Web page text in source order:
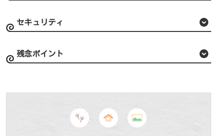
セキュリティ
残念ポイント